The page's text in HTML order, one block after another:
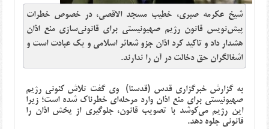
شیخ عکرمه صبری، خطیب مسجد الاقصی، در خصوص خطرات
پیش‌نویس قانون رژیم صهیونیستی برای قانونی‌سازی منع اذان
هشدار داد و تاکید کرد اذان جزو شعائر اسلامی و یک عبادت است و
اشغالگران حق دخالت در آن را ندارند.
به گزارش خبرگزاری قدس (قدسنا) وی گفت تلاش کنونی رژیم
صهیونیستی برای منع اذان وارد مرحله‌ای خطرناک شده است؛ زیرا
این رژیم می‌کوشد با تصویب قانون، جلوگیری از پخش اذان را
قانونی جلوه دهد.